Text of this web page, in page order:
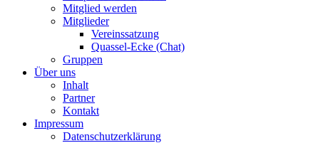
Mitglied werden
Mitglieder
Vereinssatzung
Quassel-Ecke (Chat)
Gruppen
Über uns
Inhalt
Partner
Kontakt
Impressum
Datenschutzerklärung